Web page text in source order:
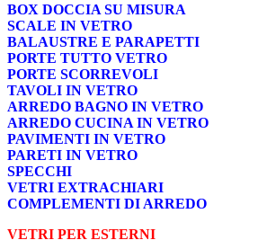
BOX DOCCIA SU MISURA
SCALE IN VETRO
BALAUSTRE E PARAPETTI
PORTE TUTTO VETRO
PORTE SCORREVOLI
TAVOLI IN VETRO
ARREDO BAGNO IN VETRO
ARREDO CUCINA IN VETRO
PAVIMENTI IN VETRO
PARETI IN VETRO
SPECCHI
VETRI EXTRACHIARI
COMPLEMENTI DI ARREDO
VETRI PER ESTERNI